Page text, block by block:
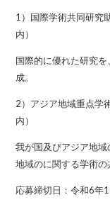
1）国際学術共同
内）
国際的に優れた研究
成。
2）アジア地域重点
内）
我が国及びアジア地
地域のに関する学術の
応募締切日：令和6年